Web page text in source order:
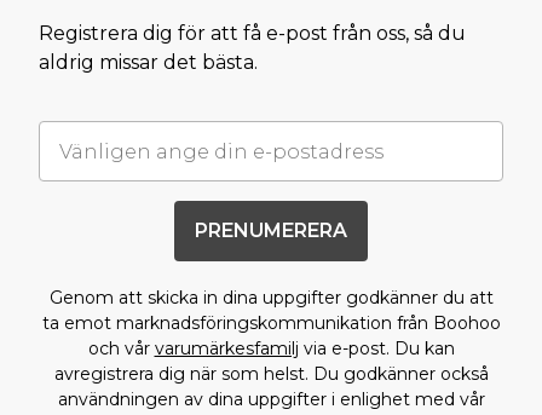
Registrera dig för att få e-post från oss, så du
aldrig missar det bästa.
PRENUMERERA
Genom att skicka in dina uppgifter godkänner du att
ta emot marknadsföringskommunikation från Boohoo
och vår varumärkesfamilj via e-post. Du kan
avregistrera dig när som helst. Du godkänner också
användningen av dina uppgifter i enlighet med vår